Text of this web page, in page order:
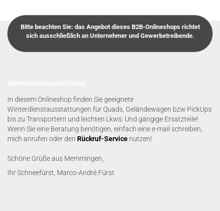
Bitte beachten Sie: das Angebot dieses B2B-Onlineshops richtet
sich ausschließlich an Unternehmer und Gewerbetreibende.
In diesem Onlineshop finden Sie geeignete
Winterdienstausstattungen für Quads, Geländewagen bzw PickUps
bis zu Transportern und leichten Lkws. Und gängige Ersatzteile!
Wenn Sie eine Beratung benötigen, einfach eine e-mail schreiben,
mich anrufen oder den Rückruf-Service nutzen!
Schöne Grüße aus Memmingen,
Ihr Schneefürst, Marco-André Fürst